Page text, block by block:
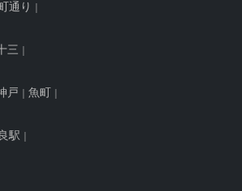
通り
三
戸 魚町
駅